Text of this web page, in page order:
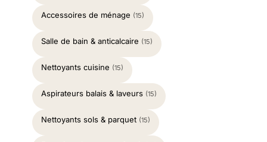
Accessoires de ménage (15)
Salle de bain & anticalcaire (15)
Nettoyants cuisine (15)
Aspirateurs balais & laveurs (15)
Nettoyants sols & parquet (15)